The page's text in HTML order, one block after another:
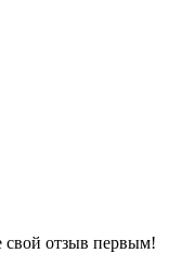
свой отзыв первым!